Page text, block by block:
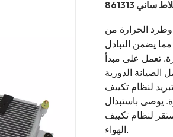
الحرارة من
يضمن التبادل
تعمل على مبدأ
الصيانة الدورية
لنظام تكييف
يوصى باستبدال
لنظام تكييف
الهواء.